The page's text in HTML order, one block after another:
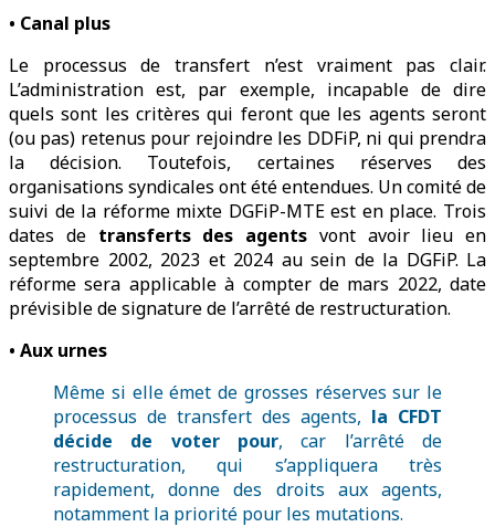
• Canal plus
Le processus de transfert n’est vraiment pas clair.
L’administration est, par exemple, incapable de dire
quels sont les critères qui feront que les agents seront
(ou pas) retenus pour rejoindre les DDFiP, ni qui prendra
la décision. Toutefois, certaines réserves des
organisations syndicales ont été entendues. Un comité de
suivi de la réforme mixte DGFiP-MTE est en place. Trois
dates de transferts des agents vont avoir lieu en
septembre 2002, 2023 et 2024 au sein de la DGFiP. La
réforme sera applicable à compter de mars 2022, date
prévisible de signature de l’arrêté de restructuration.
• Aux urnes
Même si elle émet de grosses réserves sur le
processus de transfert des agents, la CFDT
décide de voter pour, car l’arrêté de
restructuration, qui s’appliquera très
rapidement, donne des droits aux agents,
notamment la priorité pour les mutations.